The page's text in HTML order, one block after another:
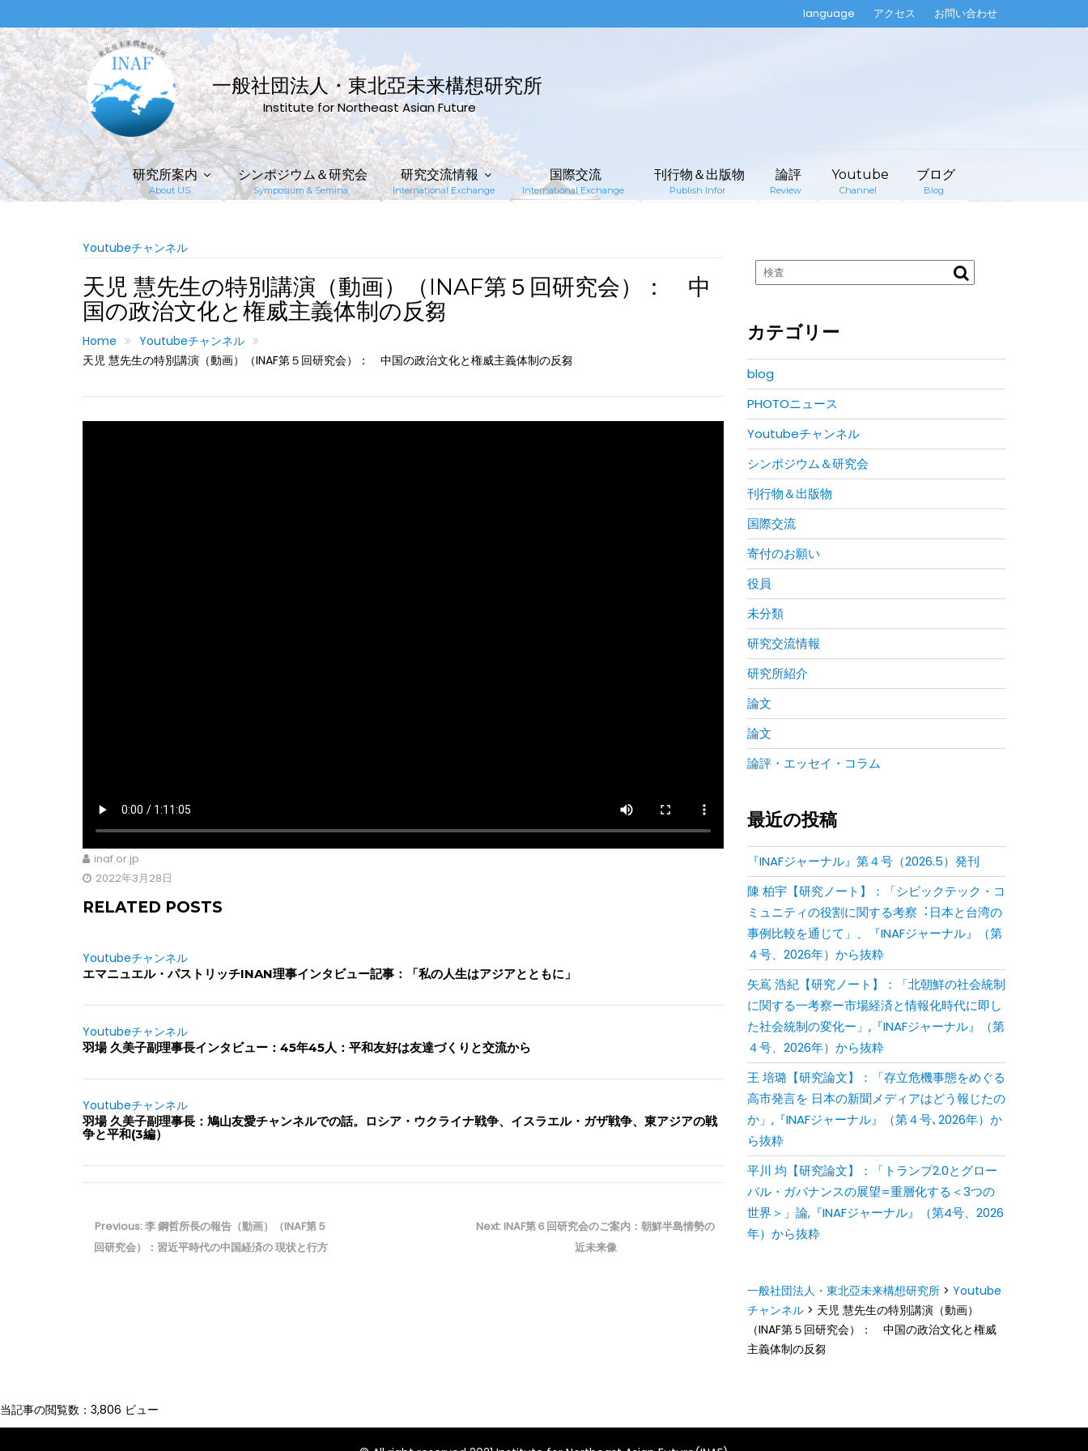
to
content
language アクセス お問い合わせ
一般社団法人・東北亞未来構想研究所
Institute for Northeast Asian Future
About US
研究所案内
Symposium & Semina
シンポジウム＆研究会
International Exchange
研究交流情報
International Exchange
国際交流
Publish Infor
刊行物＆出版物
Review
論評
Channel
Youtube
Blog
ブログ
Youtubeチャンネル
天児 慧先生の特別講演（動画）（INAF第５回研究会）： 中
国の政治文化と権威主義体制の反芻
Home
Youtubeチャンネル
天児 慧先生の特別講演（動画）（INAF第５回研究会）： 中国の政治文化と権威主義体制の反芻
inaf.or.jp
2022年3月28日
RELATED POSTS
Youtubeチャンネル
エマニュエル・パストリッチINAN理事インタビュー記事：「私の人生はアジアとともに」
Youtubeチャンネル
羽場 久美子副理事長インタビュー：45年45人：平和友好は友達づくりと交流から
Youtubeチャンネル
羽場 久美子副理事長：鳩山友愛チャンネルでの話。ロシア・ウクライナ戦争、イスラエル・ガザ戦争、東アジアの戦
争と平和(3編）
稿
ナ
Previous:Previous
post:
李 鋼哲所長の報告（動画）（INAF第５
回研究会）：習近平時代の中国経済の 現状と行方
Next: Next
INAF第６回研究会のご案内：朝鮮半島情勢の
近未来像
カテゴリー
blog
PHOTOニュース
Youtubeチャンネル
シンポジウム＆研究会
刊行物＆出版物
国際交流
寄付のお願い
役員
未分類
研究交流情報
研究所紹介
論文
論文
論評・エッセイ・コラム
最近の投稿
『INAFジャーナル』第４号（2026.5）発刊
陳 柏宇【研究ノート】：「シビックテック・コ
ミュニティの役割に関する考察︓⽇本と台湾の
事例⽐較を通じて」、『INAFジャーナル』（第
４号、2026年）から抜粋
矢嶌 浩紀【研究ノート】：「北朝鮮の社会統制
に関する一考察ー市場経済と情報化時代に即し
た社会統制の変化ー」,『INAFジャーナル』（第
４号、2026年）から抜粋
王 培璐【研究論文】：「存⽴危機事態をめぐる
⾼市発⾔を ⽇本の新聞メディアはどう報じたの
か」,『INAFジャーナル』（第４号､2026年）か
ら抜粋
平川 均【研究論文】：「トランプ2.0とグロー
バル・ガバナンスの展望=重層化する＜3つの
世界＞」論,『INAFジャーナル』（第4号、2026
年）から抜粋
一般社団法人・東北亞未来構想研究所> Youtube
チャンネル> 天児 慧先生の特別講演（動画）
（INAF第５回研究会）： 中国の政治文化と権威
主義体制の反芻
当記事の閲覧数：3,806 ビュー